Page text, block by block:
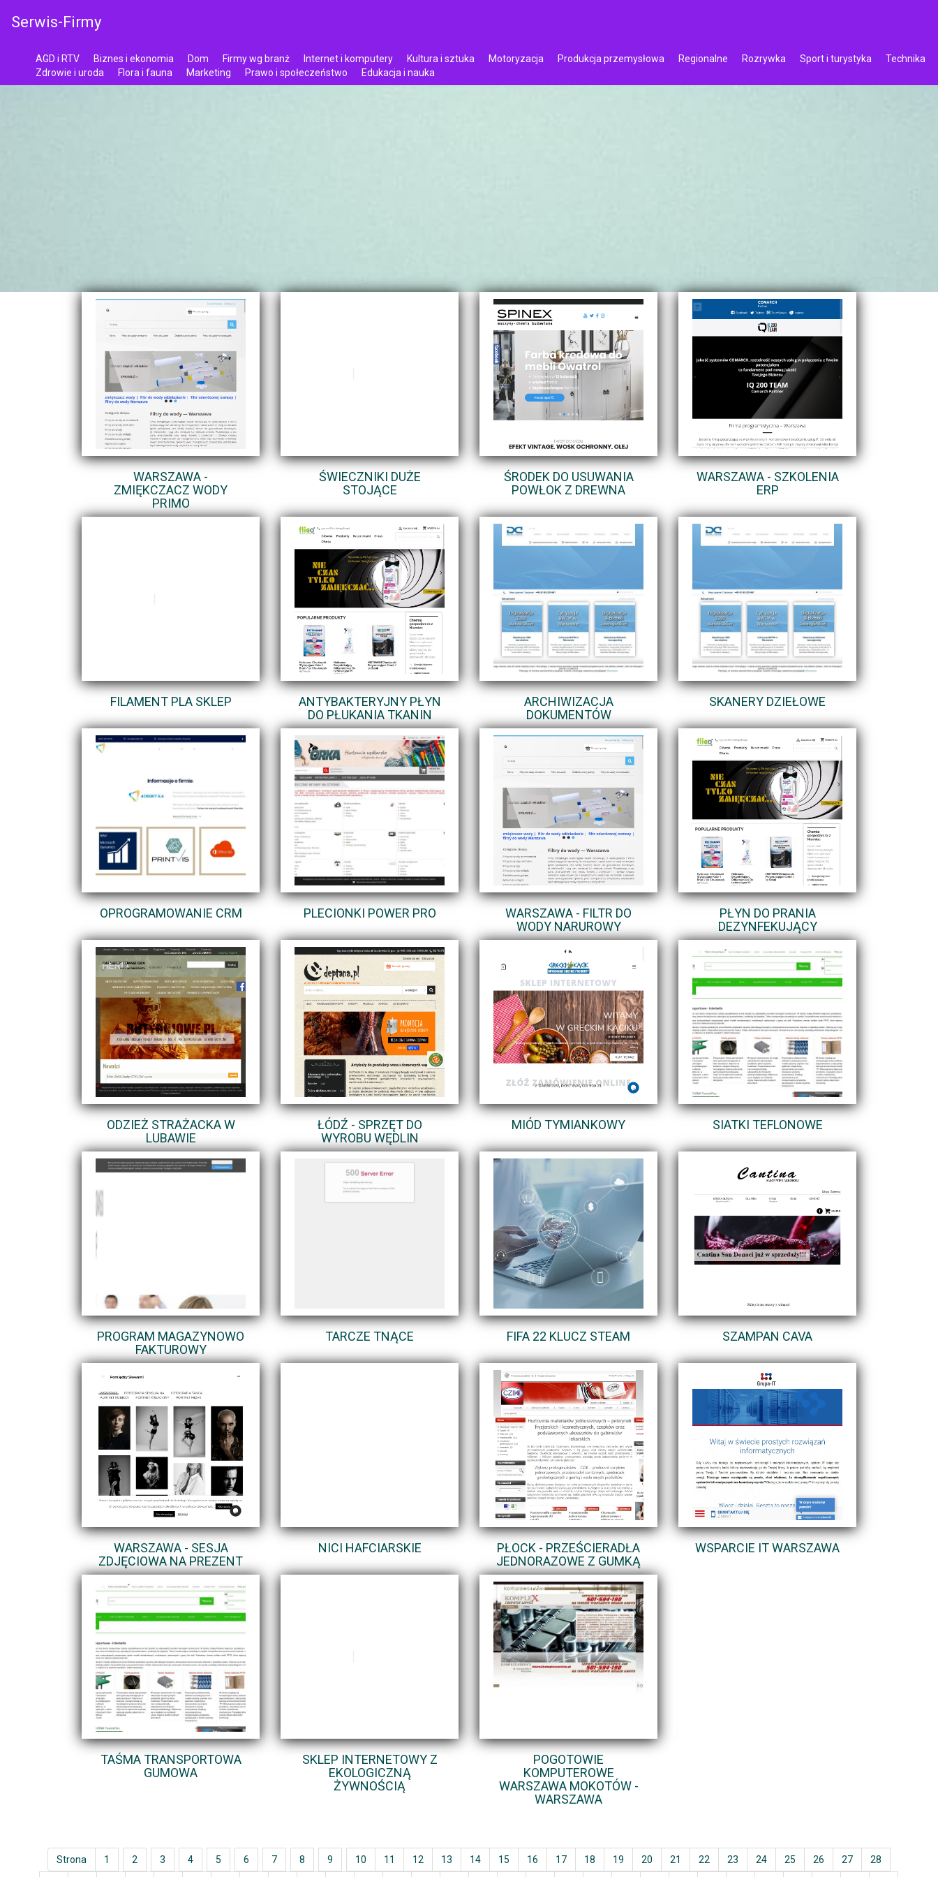
Serwis-Firmy
AGD i RTV Biznes i ekonomia Dom Firmy wg branż Internet i komputery Kultura i sztuka Motoryzacja Produkcja przemysłowa Regionalne Rozrywka Sport i turystyka
Technika
Zdrowie i uroda
Flora i fauna Marketing Prawo i społeczeństwo Edukacja i nauka
WARSZAWA -
ZMIĘKCZACZ WODY
PRIMO
ŚWIECZNIKI DUŻE
STOJĄCE
ŚRODEK DO USUWANIA
POWŁOK Z DREWNA
WARSZAWA - SZKOLENIA
ERP
FILAMENT PLA SKLEP
ANTYBAKTERYJNY PŁYN
DO PŁUKANIA TKANIN
ARCHIWIZACJA
DOKUMENTÓW
SKANERY DZIEŁOWE
OPROGRAMOWANIE CRM PLECIONKI POWER PRO
WARSZAWA - FILTR DO
WODY NARUROWY
PŁYN DO PRANIA
DEZYNFEKUJĄCY
ODZIEŻ STRAŻACKA W
LUBAWIE
ŁÓDŹ - SPRZĘT DO
WYROBU WĘDLIN
MIÓD TYMIANKOWY SIATKI TEFLONOWE
PROGRAM MAGAZYNOWO
FAKTUROWY
TARCZE TNĄCE FIFA 22 KLUCZ STEAM SZAMPAN CAVA
WARSZAWA - SESJA
ZDJĘCIOWA NA PREZENT
NICI HAFCIARSKIE
PŁOCK - PRZEŚCIERADŁA
JEDNORAZOWE Z GUMKĄ
WSPARCIE IT WARSZAWA
TAŚMA TRANSPORTOWA
GUMOWA
SKLEP INTERNETOWY Z
EKOLOGICZNĄ
ŻYWNOŚCIĄ
POGOTOWIE
KOMPUTEROWE
WARSZAWA MOKOTÓW -
WARSZAWA
Strona 1 2 3 4 5 6 7 8 9 10 11 12 13 14 15 16 17 18 19 20 21 22 23 24 25 26 27 28